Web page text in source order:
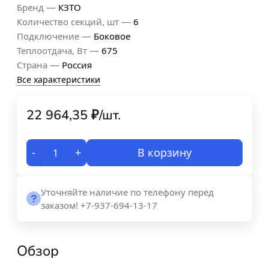
Бренд — КЗТО
Количество секций, шт — 6
Подключение — Боковое
Теплоотдача, Вт — 675
Страна — Россия
Все характеристики
22 964,35 ₽/шт.
- + В корзину
Уточняйте наличие по телефону перед
заказом! +7-937-694-13-17
Обзор